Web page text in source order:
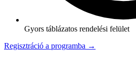
Gyors táblázatos rendelési felület
Regisztráció a programba →